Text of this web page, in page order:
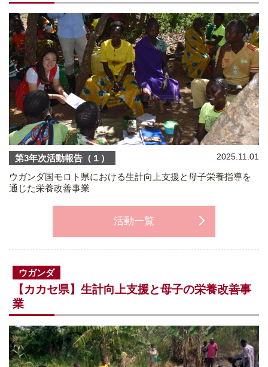
第3年次活動報告（１） 2025.11.01
ウガンダ国モロト県における生計向上支援と母子栄養指導を
通じた栄養改善事業
活動一覧
ウガンダ
【カカセ県】生計向上支援と母子の栄養改善事
業